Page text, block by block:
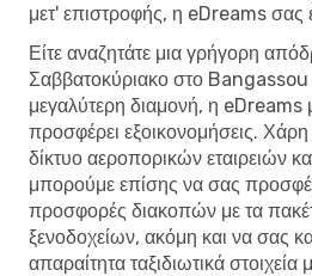
μετ' επιστροφής, η eDreams σας
Είτε αναζητάτε μια γρήγορη
Σαββατοκύριακο στο Bangassou
μεγαλύτερη διαμονή, η eDreams
προσφέρει εξοικονομήσεις. Χάρη
δίκτυο αεροπορικών εταιρειών
μπορούμε επίσης να σας
προσφορές διακοπών με τα
ξενοδοχείων, ακόμη και να σας
απαραίτητα ταξιδιωτικά